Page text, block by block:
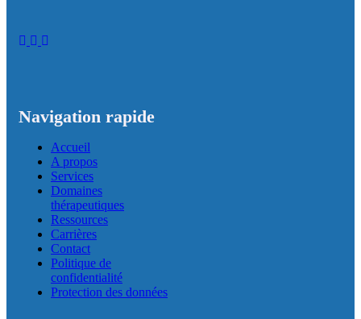
Navigation rapide
Accueil
A propos
Services
Domaines
thérapeutiques
Ressources
Carrières
Contact
Politique de
confidentialité
Protection des données